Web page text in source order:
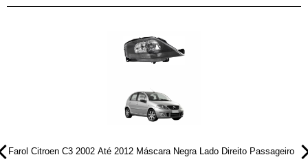
Farol Citroen C3 2002 Até 2012 Máscara Negra Lado Direito Passageiro